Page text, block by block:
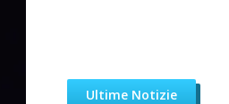
Ultime Notizie